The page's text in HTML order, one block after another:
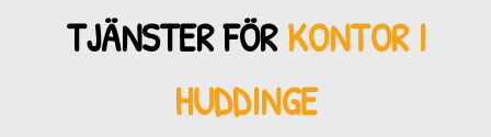
TJÄNSTER FÖRKONTOR I
HUDDINGE